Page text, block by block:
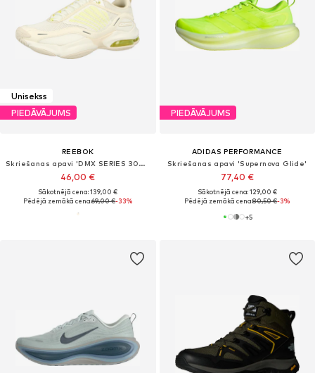
Unisekss
PIEDĀVĀJUMS
REEBOK
Skriešanas apavi 'DMX SERIES 3000'
46,00 €
Sākotnējā cena: 139,00 €
Pēdējā zemākā cena:69,00 €-33%
PIEDĀVĀJUMS
ADIDAS PERFORMANCE
Skriešanas apavi 'Supernova Glide'
77,40 €
Sākotnējā cena: 129,00 €
Pēdējā zemākā cena:80,50 €-3%
+5